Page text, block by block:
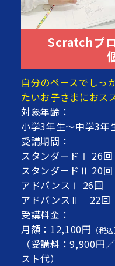
Scratchプ
自分のペースでしっ
たいお子さまにおス
対象年齢：
小学3年生～中学3年
受講期間：
スタンダードⅠ 26回
スタンダードⅡ 20回
アドバンスⅠ 26回
アドバンスⅡ 22回
受講料金：
月額：12,100円 （税込
（受講料：9,900円
スト代）